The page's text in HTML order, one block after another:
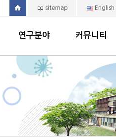
sitemap English
연구분야 커뮤니티